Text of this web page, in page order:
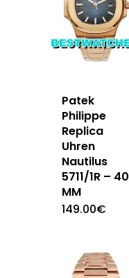
Patek
Philippe
Replica
Uhren
Nautilus
5711/1R – 40
MM
149.00€